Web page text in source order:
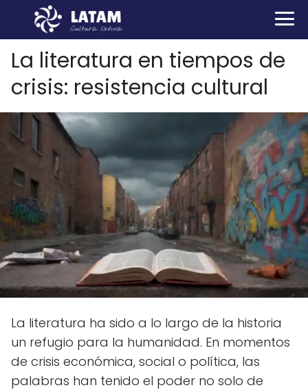
La literatura en tiempos de
crisis: resistencia cultural
La literatura ha sido a lo largo de la historia
un refugio para la humanidad. En momentos
de crisis económica, social o política, las
palabras han tenido el poder no solo de